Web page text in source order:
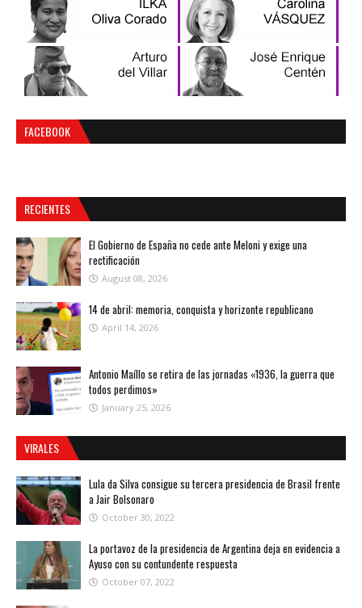
FACEBOOK
RECIENTES
El Gobierno de España no cede ante Meloni y exige una
rectificación
August 08, 2026
14 de abril: memoria, conquista y horizonte republicano
April 14, 2026
Antonio Maíllo se retira de las jornadas «1936, la guerra que
todos perdimos»
January 25, 2026
VIRALES
Lula da Silva consigue su tercera presidencia de Brasil frente
a Jair Bolsonaro
October 30, 2022
La portavoz de la presidencia de Argentina deja en evidencia a
Ayuso con su contundente respuesta
October 07, 2022